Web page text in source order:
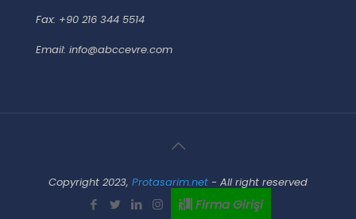
Fax: +90 216 344 5514
Email: info@abccevre.com
Copyright 2023, Protasarim.net - All right reserved
Firma Girişi